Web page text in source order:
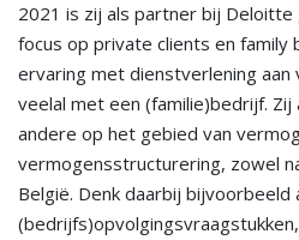
2021 is zij als partner bij
focus op private clients en family
ervaring met dienstverlening aan
veelal met een (familie)bedrijf.
andere op het gebied van
vermogensstructurering, zowel
België. Denk daarbij bijvoorbeeld